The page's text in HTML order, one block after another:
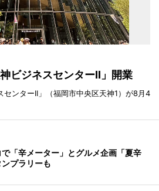
ビジネスセンターII」開業
センターII」（福岡市中央区天神1）が8月4
「辛メーター」とグルメ企画「夏辛
プラリーも